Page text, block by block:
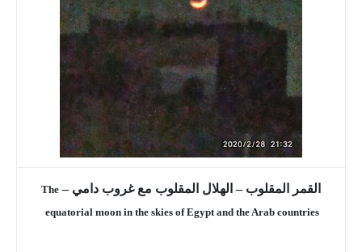
القمر المقلوب – الهلال المقلوب مع غروب دامي – The
equatorial moon in the skies of Egypt and the Arab countries